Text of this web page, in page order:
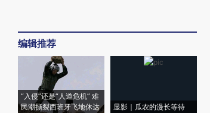
编辑推荐
“入侵”还是“人道危机” 难
民潮撕裂西班牙飞地休达
显影｜瓜农的漫长等待